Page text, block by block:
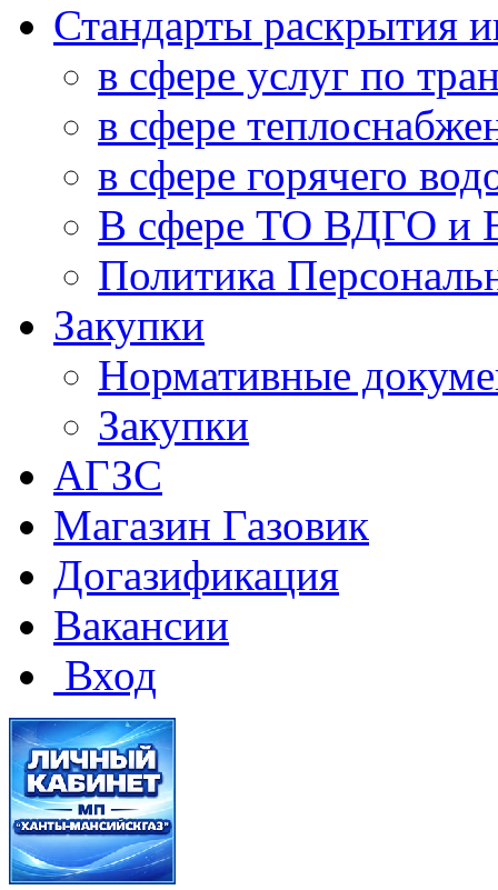
Стандарты раскрытия
в сфере услуг по
в сфере
в сфере горячего
В сфере ТО ВДГО и
Политика
Закупки
Нормативные
Закупки
АГЗС
Магазин Газовик
Догазификация
Вакансии
Вход